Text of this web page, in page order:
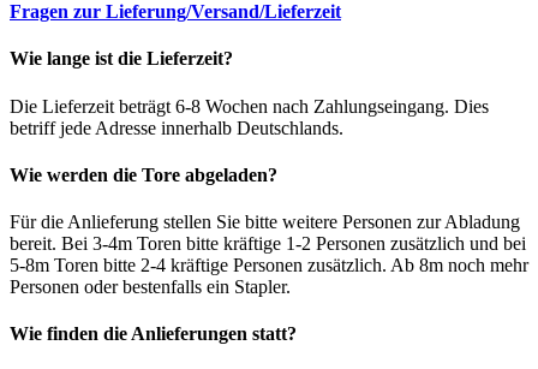
Fragen zur Lieferung/Versand/Lieferzeit
Wie lange ist die Lieferzeit?
Die Lieferzeit beträgt 6-8 Wochen nach Zahlungseingang. Dies
betriff jede Adresse innerhalb Deutschlands.
Wie werden die Tore abgeladen?
Für die Anlieferung stellen Sie bitte weitere Personen zur Abladung
bereit. Bei 3-4m Toren bitte kräftige 1-2 Personen zusätzlich und bei
5-8m Toren bitte 2-4 kräftige Personen zusätzlich. Ab 8m noch mehr
Personen oder bestenfalls ein Stapler.
Wie finden die Anlieferungen statt?